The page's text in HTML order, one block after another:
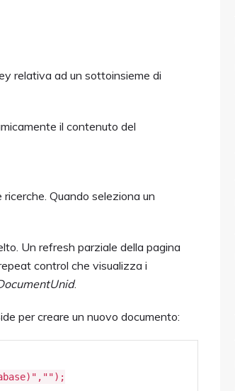
relativa ad un sottoinsieme di
il contenuto del
Quando seleziona un
Un refresh parziale della pagina
control che visualizza i
.
per creare un nuovo documento: